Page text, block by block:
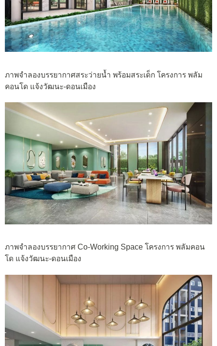
ภาพจำลองบรรยากาศสระว่ายน้ำ พร้อมสระเด็ก โครงการ พลัม
คอนโด แจ้งวัฒนะ-ดอนเมือง
ภาพจำลองบรรยากาศ Co-Working Space โครงการ พลัมคอน
โด แจ้งวัฒนะ-ดอนเมือง